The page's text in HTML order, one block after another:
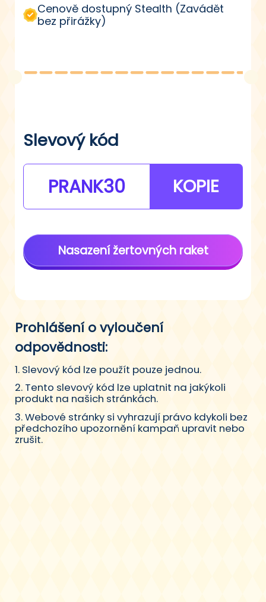
Slevový kód
PRANK30 KOPIE
Nasazení žertovných raket
Cenově dostupný Stealth (Zavádět
bez přirážky)
Prohlášení o vyloučení
odpovědnosti:
1. Slevový kód lze použít pouze jednou.
2. Tento slevový kód lze uplatnit na jakýkoli
produkt na našich stránkách.
3. Webové stránky si vyhrazují právo kdykoli bez
předchozího upozornění kampaň upravit nebo
zrušit.